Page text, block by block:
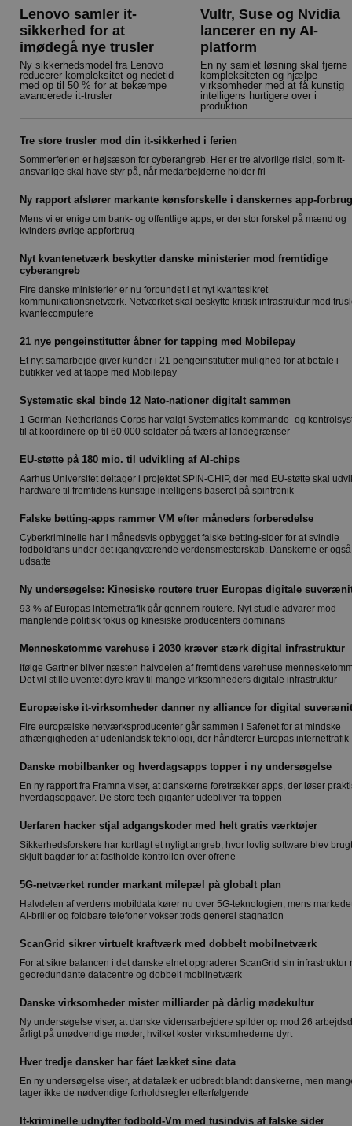
Lenovo samler it-
sikkerhed for at
imødegå nye trusler
Ny sikkerhedsmodel fra Lenovo
reducerer kompleksitet og nedetid
med op til 50 % for at bekæmpe
avancerede it-trusler
Vultr, Suse og Nvidia
lancerer en ny AI-
platform
En ny samlet løsning skal fjerne
kompleksiteten og hjælpe
virksomheder med at få kunstig
intelligens hurtigere over i
produktion
Tre store trusler mod din it-sikkerhed i ferien
Sommerferien er højsæson for cyberangreb. Her er tre alvorlige risici, som it-
ansvarlige skal have styr på, når medarbejderne holder fri
Ny rapport afslører markante kønsforskelle i danskernes app-forbrug
Mens vi er enige om bank- og offentlige apps, er der stor forskel på mænd og
kvinders øvrige appforbrug
Nyt kvantenetværk beskytter danske ministerier mod fremtidige
cyberangreb
Fire danske ministerier er nu forbundet i et nyt kvantesikret
kommunikationsnetværk. Netværket skal beskytte kritisk infrastruktur mod
kvantecomputere
21 nye pengeinstitutter åbner for tapping med Mobilepay
Et nyt samarbejde giver kunder i 21 pengeinstitutter mulighed for at betale i
butikker ved at tappe med Mobilepay
Systematic skal binde 12 Nato-nationer digitalt sammen
1 German-Netherlands Corps har valgt Systematics kommando- og
til at koordinere op til 60.000 soldater på tværs af landegrænser
EU-støtte på 180 mio. til udvikling af AI-chips
Aarhus Universitet deltager i projektet SPIN-CHIP, der med EU-støtte skal
hardware til fremtidens kunstige intelligens baseret på spintronik
Falske betting-apps rammer VM efter måneders forberedelse
Cyberkriminelle har i månedsvis opbygget falske betting-sider for at svindle
fodboldfans under det igangværende verdensmesterskab. Danskerne er også
udsatte
Ny undersøgelse: Kinesiske routere truer Europas digitale
93 % af Europas internettrafik går gennem routere. Nyt studie advarer mod
manglende politisk fokus og kinesiske producenters dominans
Mennesketomme varehuse i 2030 kræver stærk digital infrastruktur
Ifølge Gartner bliver næsten halvdelen af fremtidens varehuse
Det vil stille uventet dyre krav til mange virksomheders digitale infrastruktur
Europæiske it-virksomheder danner ny alliance for digital
Fire europæiske netværksproducenter går sammen i Safenet for at mindske
afhængigheden af udenlandsk teknologi, der håndterer Europas internettrafik
Danske mobilbanker og hverdagsapps topper i ny undersøgelse
En ny rapport fra Framna viser, at danskerne foretrækker apps, der løser
hverdagsopgaver. De store tech-giganter udebliver fra toppen
Uerfaren hacker stjal adgangskoder med helt gratis værktøjer
Sikkerhedsforskere har kortlagt et nyligt angreb, hvor lovlig software blev
skjult bagdør for at fastholde kontrollen over ofrene
5G-netværket runder markant milepæl på globalt plan
Halvdelen af verdens mobildata kører nu over 5G-teknologien, mens
AI-briller og foldbare telefoner vokser trods generel stagnation
ScanGrid sikrer virtuelt kraftværk med dobbelt mobilnetværk
For at sikre balancen i det danske elnet opgraderer ScanGrid sin infrastruktur
georedundante datacentre og dobbelt mobilnetværk
Danske virksomheder mister milliarder på dårlig mødekultur
Ny undersøgelse viser, at danske vidensarbejdere spilder op mod 26
årligt på unødvendige møder, hvilket koster virksomhederne dyrt
Hver tredje dansker har fået lækket sine data
En ny undersøgelse viser, at datalæk er udbredt blandt danskerne, men
tager ikke de nødvendige forholdsregler efterfølgende
It-kriminelle udnytter fodbold-Vm med tusindvis af falske sider